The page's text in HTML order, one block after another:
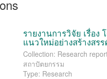
รายงานการวิจัย เรื่อง
แนวใหม่อย่างสร้างส
Collection: Research
สถาปัตยกรรม
Type: Research